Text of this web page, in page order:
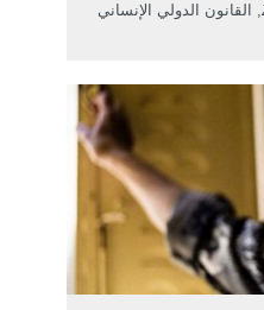
, القانون الدولي الإنساني